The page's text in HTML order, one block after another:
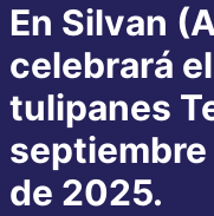
En Silvan
celebrará
tulipanes
septiembre
de 2025.